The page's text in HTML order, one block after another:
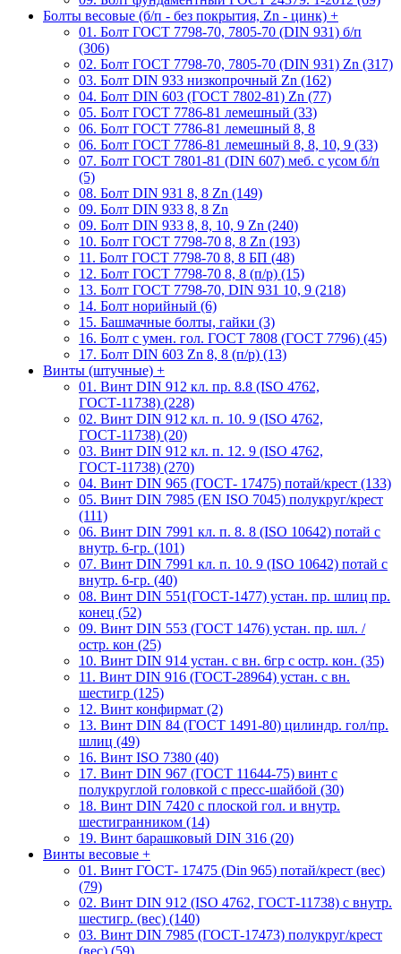
Болты весовые (б/п - без покрытия, Zn - цинк) +
01. Болт ГОСТ 7798-70, 7805-70 (DIN 931) б/п
(306)
02. Болт ГОСТ 7798-70, 7805-70 (DIN 931) Zn (317)
03. Болт DIN 933 низкопрочный Zn (162)
04. Болт DIN 603 (ГОСТ 7802-81) Zn (77)
05. Болт ГОСТ 7786-81 лемешный (33)
06. Болт ГОСТ 7786-81 лемешный 8, 8
06. Болт ГОСТ 7786-81 лемешный 8, 8, 10, 9 (33)
07. Болт ГОСТ 7801-81 (DIN 607) меб. с усом б/п
(5)
08. Болт DIN 931 8, 8 Zn (149)
09. Болт DIN 933 8, 8 Zn
09. Болт DIN 933 8, 8, 10, 9 Zn (240)
10. Болт ГОСТ 7798-70 8, 8 Zn (193)
11. Болт ГОСТ 7798-70 8, 8 БП (48)
12. Болт ГОСТ 7798-70 8, 8 (п/р) (15)
13. Болт ГОСТ 7798-70, DIN 931 10, 9 (218)
14. Болт норийный (6)
15. Башмачные болты, гайки (3)
16. Болт с умен. гол. ГОСТ 7808 (ГОСТ 7796) (45)
17. Болт DIN 603 Zn 8, 8 (п/р) (13)
Винты (штучные) +
01. Винт DIN 912 кл. пр. 8.8 (ISO 4762,
ГОСТ-11738) (228)
02. Винт DIN 912 кл. п. 10. 9 (ISO 4762,
ГОСТ-11738) (20)
03. Винт DIN 912 кл. п. 12. 9 (ISO 4762,
ГОСТ-11738) (270)
04. Винт DIN 965 (ГОСТ- 17475) потай/крест (133)
05. Винт DIN 7985 (EN ISO 7045) полукруг/крест
(111)
06. Винт DIN 7991 кл. п. 8. 8 (ISO 10642) потай с
внутр. 6-гр. (101)
07. Винт DIN 7991 кл. п. 10. 9 (ISO 10642) потай с
внутр. 6-гр. (40)
08. Винт DIN 551(ГОСТ-1477) устан. пр. шлиц пр.
конец (52)
09. Винт DIN 553 (ГОСТ 1476) устан. пр. шл. /
остр. кон (25)
10. Винт DIN 914 устан. с вн. 6гр с остр. кон. (35)
11. Винт DIN 916 (ГОСТ-28964) устан. с вн.
шестигр (125)
12. Винт конфирмат (2)
13. Винт DIN 84 (ГОСТ 1491-80) цилиндр. гол/пр.
шлиц (49)
16. Винт ISO 7380 (40)
17. Винт DIN 967 (ГОСТ 11644-75) винт с
полукруглой головкой с пресс-шайбой (30)
18. Винт DIN 7420 с плоской гол. и внутр.
шестигранником (14)
19. Винт барашковый DIN 316 (20)
Винты весовые +
01. Винт ГОСТ- 17475 (Din 965) потай/крест (вес)
(79)
02. Винт DIN 912 (ISO 4762, ГОСТ-11738) с внутр.
шестигр. (вес) (140)
03. Винт DIN 7985 (ГОСТ-17473) полукруг/крест
(вес) (59)